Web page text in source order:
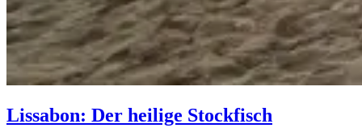
Lissabon: Der heilige Stockfisch